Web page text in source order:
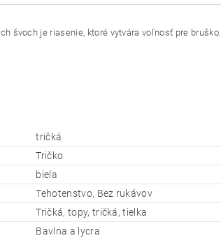
švoch je riasenie, ktoré vytvára voľnosť pre bruško.
tričká
Tričko
biela
Tehotenstvo, Bez rukávov
Tričká, topy, tričká, tielka
Bavlna a lycra